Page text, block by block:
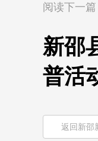
阅读下一篇
新邵
普活
返回新邵